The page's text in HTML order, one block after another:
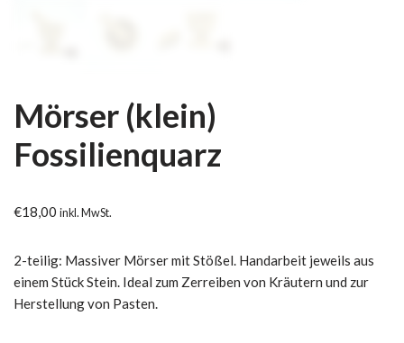
Mörser (klein)
Fossilienquarz
€18,00 inkl. MwSt.
2-teilig: Massiver Mörser mit Stößel. Handarbeit jeweils aus
einem Stück Stein. Ideal zum Zerreiben von Kräutern und zur
Herstellung von Pasten.